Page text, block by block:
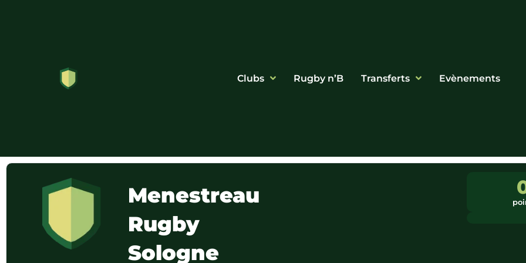
Clubs Rugby n’B Transferts Evènements
Menestreau
Rugby
Sologne